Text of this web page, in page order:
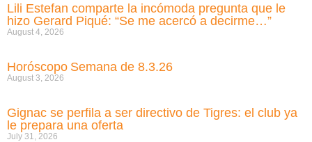
Lili Estefan comparte la incómoda pregunta que le
hizo Gerard Piqué: “Se me acercó a decirme…”
August 4, 2026
Horóscopo Semana de 8.3.26
August 3, 2026
Gignac se perfila a ser directivo de Tigres: el club ya
le prepara una oferta
July 31, 2026